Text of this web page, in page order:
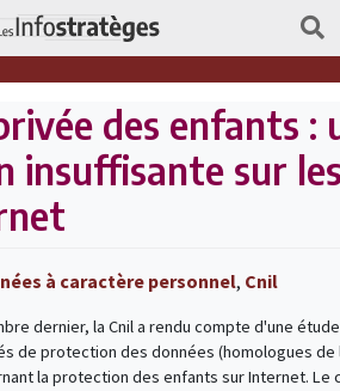
des enfants :
insuffisante sur
à caractère personnel, Cnil
dernier, la Cnil a rendu compte d'une étude
de protection des données (homologues de
la protection des enfants sur Internet. Le